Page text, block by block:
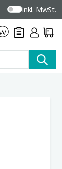
inkl. MwSt.